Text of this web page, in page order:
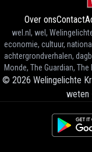
Over onsContact
wel.nl, wel,
economie, cultuur,
achtergrondverhalen,
Monde, The Guardian,
© 2026 Welingelichte
weten